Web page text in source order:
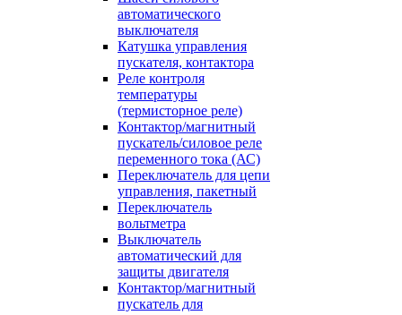
автоматического
выключателя
Катушка управления
пускателя, контактора
Реле контроля
температуры
(термисторное реле)
Контактор/магнитный
пускатель/силовое реле
переменного тока (АС)
Переключатель для цепи
управления, пакетный
Переключатель
вольтметра
Выключатель
автоматический для
защиты двигателя
Контактор/магнитный
пускатель для